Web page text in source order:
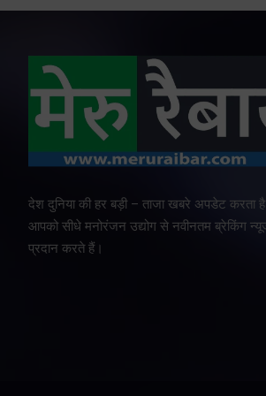
देश दुनिया की हर बड़ी – ताजा खबरे अपडेट करता
आपको सीधे मनोरंजन उद्योग से नवीनतम ब्रेकिंग
प्रदान करते हैं।